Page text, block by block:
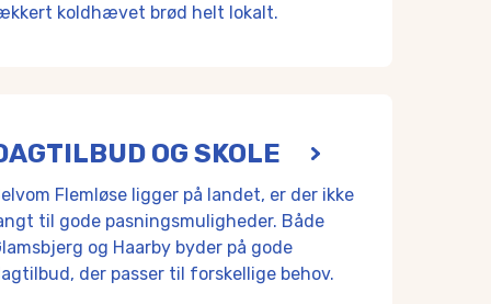
koldhævet brød helt lokalt.
OG SKOLE
Flemløse ligger på landet, er der ikke
til gode pasningsmuligheder. Både
og Haarby byder på gode
der passer til forskellige behov.
og Syddansk Universitet.
Og et kvarters kørsel længere væk, så er du i Assens,
eller en af de længere ved Lusehøj,
i Voldtofte eller tage hele familien med på en
på gode dagtilbud, der passer til forskellige behov.
musik, udeliv og fællesskab m.m. Her finder du blandt